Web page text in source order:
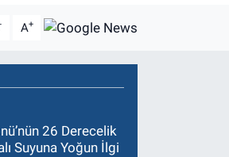
- A+
26 Derecelik
Suyuna Yoğun İlgi